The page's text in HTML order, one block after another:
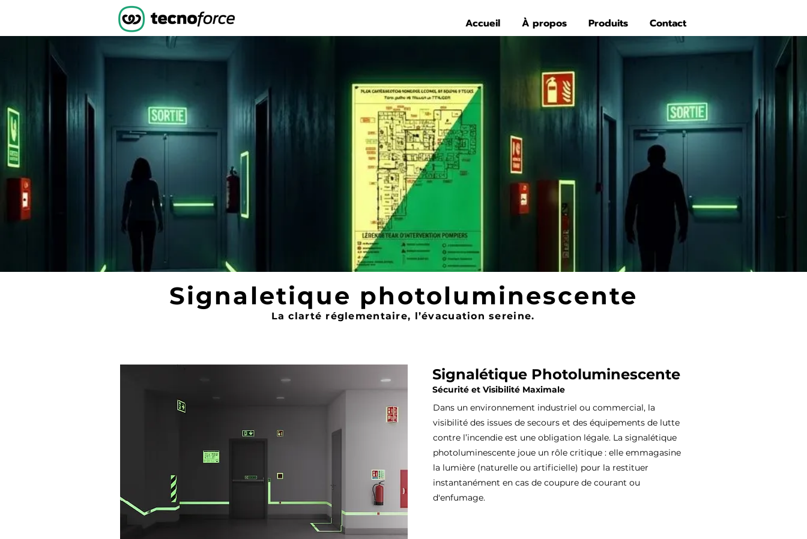
Accueil À propos Produits Contact
Signaletique photoluminescente
La clarté réglementaire, l’évacuation sereine.
Signalétique Photoluminescente
Sécurité et Visibilité Maximale
Dans un environnement industriel ou commercial, la
visibilité des issues de secours et des équipements de lutte
contre l’incendie est une obligation légale. La signalétique
photoluminescente joue un rôle critique : elle emmagasine
la lumière (naturelle ou artificielle) pour la restituer
instantanément en cas de coupure de courant ou
d'enfumage.